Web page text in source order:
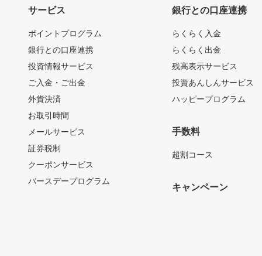
サービス
ポイントプログラム
銀行との口座連携
投資情報サービス
ご入金・ご出金
外貨決済
お取引時間
メールサービス
証券税制
クーポンサービス
バースデープログラム
銀行との口座連携
らくらく入金
らくらく出金
残高表示サービス
投資あんしんサービス
ハッピープログラム
手数料
超割コース
キャンペーン